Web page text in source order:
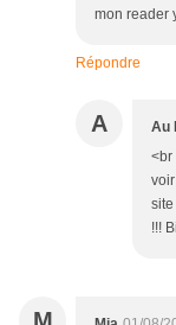
mon reader
Répondre
A Au
<br
site
!!!